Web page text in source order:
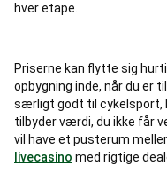
hver etape.
Priserne kan flytte sig
opbygning inde, når du er
særligt godt til cykelsport,
tilbyder værdi, du ikke får
vil have et pusterum
livecasino med rigtige